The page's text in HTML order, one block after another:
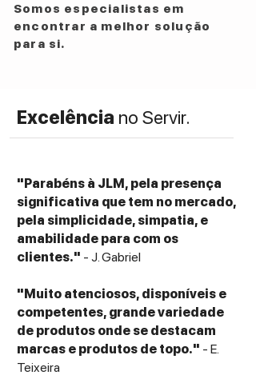
ESPECIFICAÇÕES TÉCNICAS:
Speaker Type
(AS) cone woofers (side-firing)
– 1 × 180 mm (7 in) AS-XR cone low-
midrange driver (ring radiator, concentric
to tweeter)
– 1 × folded-foil Jet (stepX-JET) tweeter
Frequency Response: 22 Hz – 50 kHz
Crossover Frequencies: 120 Hz | 400 Hz |
Sensitivity: approx. 88 dB / 2.83 V / 1 m
Nominal Impedance: 4 Ω;Minimum
Impedance: around 3.2 Ω @ 360 Hz
Recommended Amplifier Power: 60 – 600
W per channel
Somos especialistas em
encontrar a melhor solução
para si.
Excelência no Servir.
"Parabéns à JLM, pela presença
significativa que tem no mercado,
pela simplicidade, simpatia, e
amabilidade para com os
clientes." - J. Gabriel
"Muito atenciosos, disponíveis e
competentes, grande variedade
de produtos onde se destacam
marcas e produtos de topo." - E.
Teixeira